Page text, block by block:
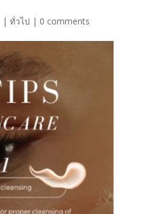
| ทั่วไป | 0 comments